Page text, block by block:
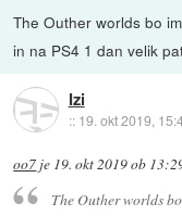
The Outher worlds bo
in na PS4 1 dan velik
Izi
:: 19. okt 2019,
oo7 je 19. okt 2019 ob
The Outher worlds